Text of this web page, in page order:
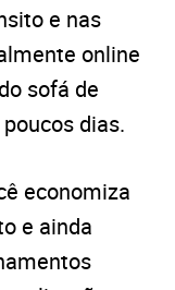
e nas
online
sofá de
dias.
economiza
e ainda